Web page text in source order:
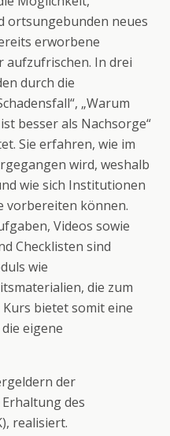
ortsungebunden neues
erworbene
aufzufrischen. In drei
durch die
„Warum
besser als Nachsorge“
Sie erfahren, wie im
wird, weshalb
wie sich Institutionen
vorbereiten können.
Videos sowie
Checklisten sind
wie
die zum
bietet somit eine
eigene
der
des
realisiert.